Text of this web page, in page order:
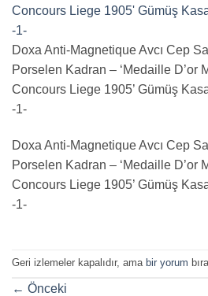
Doxa Anti-Magnetique Avcı Cep
Porselen Kadran – ‘Medaille D’or
Concours Liege 1905’ Gümüş
-1-
Doxa Anti-Magnetique Avcı Cep
Porselen Kadran – ‘Medaille D’or
Concours Liege 1905’ Gümüş
-1-
Geri izlemeler kapalıdır, ama bir yorum
← Önceki